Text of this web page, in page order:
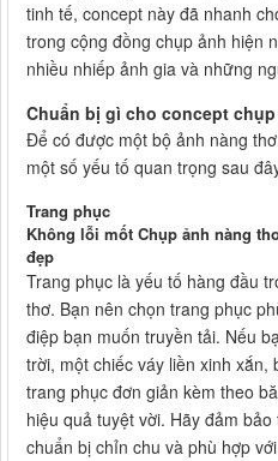
tinh tế, concept này đã nhanh
trong cộng đồng chụp ảnh hiện
nhiều nhiếp ảnh gia và những
Chuẩn bị gì cho concept
Để có được một bộ ảnh nàng
một số yếu tố quan trọng sau
Trang phục
Không lỗi mốt Chụp ảnh nàng
đẹp
Trang phục là yếu tố hàng đầu
thơ. Bạn nên chọn trang phục
điệp bạn muốn truyền tải. Nếu
trời, một chiếc váy liền xinh
trang phục đơn giản kèm theo
hiệu quả tuyệt vời. Hãy đảm
chuẩn bị chỉn chu và phù hợp